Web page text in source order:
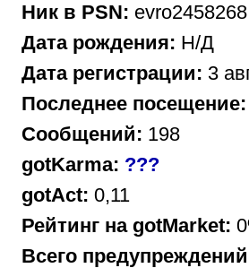
Ник в PSN: evro2458268
Дата рождения: Н/Д
Дата регистрации: 3
Последнее посещение:
Сообщений: 198
gotKarma: ???
gotAct: 0,11
Рейтинг на gotMarket:
Всего